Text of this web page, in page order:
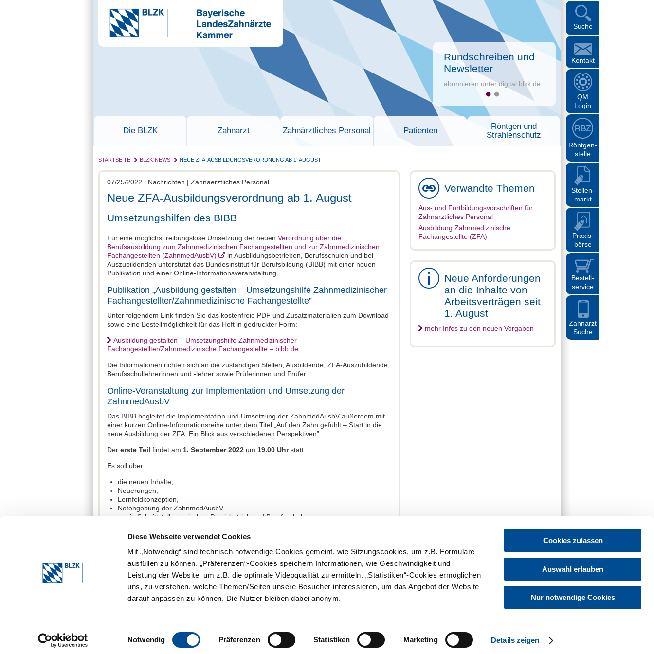
Diese Webseite verwendet Cookies
Mit „Notwendig“ sind technisch notwendige Cookies gemeint, wie Sitzungscookies, um z.B. Formulare
ausfüllen zu können. „Präferenzen“-Cookies speichern Informationen, wie Geschwindigkeit und
Leistung der Website, um z.B. die optimale Videoqualität zu ermitteln. „Statistiken“-Cookies ermöglichen
uns, zu verstehen, welche Themen/Seiten unsere Besucher interessieren, um das Angebot der Website
darauf anpassen zu können. Die Nutzer bleiben dabei anonym.
Einwilligungsauswahl
Notwendig Präferenzen Statistiken Marketing Details zeigen
Cookies zulassen
Auswahl erlauben
Nur notwendige Cookies
Suche
Kontakt
QM
Login
Röntgen-
stelle
Stellen-
markt
Praxis-
börse
Bestell-
service
Zahnarzt
Suche
Rundschreiben und
Newsletter
abonnieren unter digital.blzk.de
Die BLZK Zahnarzt Zahnärztliches Personal Patienten
Röntgen und
Strahlenschutz
STARTSEITE BLZK-NEWS NEUE ZFA-AUSBILDUNGSVERORDNUNG AB 1. AUGUST
07/25/2022 | Nachrichten | Zahnaerztliches Personal
Neue ZFA-Ausbildungsverordnung ab 1. August
Umsetzungshilfen des BIBB
Für eine möglichst reibungslose Umsetzung der neuen Verordnung über die
Berufsausbildung zum Zahnmedizinischen Fachangestellten und zur Zahnmedizinischen
Fachangestellten (ZahnmedAusbV)
in Ausbildungsbetrieben, Berufsschulen und bei
Auszubildenden unterstützt das Bundesinstitut für Berufsbildung (BIBB) mit einer neuen
Publikation und einer Online-Informationsveranstaltung.
Publikation „Ausbildung gestalten – Umsetzungshilfe Zahnmedizinischer
Fachangestellter/Zahnmedizinische Fachangestellte”
Unter folgendem Link finden Sie das kostenfreie PDF und Zusatzmaterialien zum Download
sowie eine Bestellmöglichkeit für das Heft in gedruckter Form:
Ausbildung gestalten – Umsetzungshilfe Zahnmedizinischer
Fachangestellter/Zahnmedizinische Fachangestellte – bibb.de
Die Informationen richten sich an die zuständigen Stellen, Ausbildende, ZFA-Auszubildende,
Berufsschullehrerinnen und -lehrer sowie Prüferinnen und Prüfer.
Online-Veranstaltung zur Implementation und Umsetzung der
ZahnmedAusbV
Das BIBB begleitet die Implementation und Umsetzung der ZahnmedAusbV außerdem mit
einer kurzen Online-Informationsreihe unter dem Titel „Auf den Zahn gefühlt – Start in die
neue Ausbildung der ZFA: Ein Blick aus verschiedenen Perspektiven”.
Der erste Teil findet am 1. September 2022 um 19.00 Uhrstatt.
Es soll über
die neuen Inhalte,
Neuerungen,
Lernfeldkonzeption,
Notengebung der ZahnmedAusbV
sowie Schnittstellen zwischen Praxisbetrieb und Berufsschule
informiert werden. Experten der Sozialpartner und der Berufsschule bieten fachliche
Sie Informationen zum Programm, zur Anmeldung und einen Ausblick auf weitere
Veranstaltungen:
Online-Veranstaltungsreihe Teil 1: Auf den Zahn gefühlt – Start in die neue Ausbildung der
ZFA – Bundesinstitut für Berufsbildung (BIBB)
Verwandte Themen
Aus- und Fortbildungsvorschriften für
Zahnärztliches Personal
Ausbildung Zahnmedizinische
Fachangestellte (ZFA)
Neue Anforderungen
an die Inhalte von
Arbeitsverträgen seit
1. August
mehr Infos zu den neuen Vorgaben
Bayerische Landeszahnärztekammer 2026 Kontakt Impressum Rundschreiben und Newsletter Hinweisgebersystem